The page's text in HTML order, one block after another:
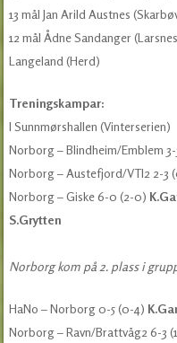
13 mål Jan Arild Austnes
12 mål Ådne Sandanger
Langeland (Herd)
Treningskampar:
I Sunnmørshallen (Vinterserien)
Norborg – Blindheim/Emblem 3-
Norborg – Austefjord/VTI2 2-3
Norborg – Giske 6-0 (2-0)
S.Grytten
Norborg kom på 2. plass i
HaNo – Norborg 0-5 (0-4)
Norborg – Ravn/Brattvåg2 6-3